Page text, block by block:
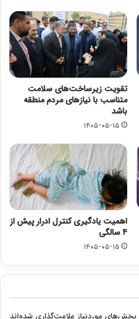
تقویت زیرساخت‌های سلامت
متناسب با نیازهای مردم منطقه
باشد
۱۴۰۵-۰۵-۱۵
اهمیت یادگیری کنترل ادرار پیش از
۴ سالگی
۱۴۰۵-۰۵-۱۵
بخش‌های موردنیاز علامت‌گذاری شده‌اند